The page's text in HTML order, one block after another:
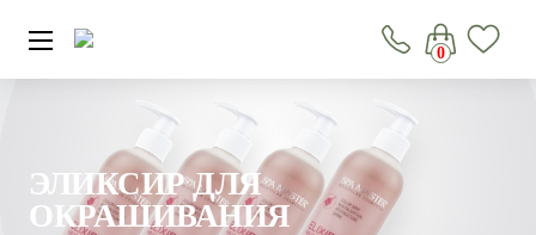
0
ЭЛИКСИР ДЛЯ
ОКРАШИВАНИЯ